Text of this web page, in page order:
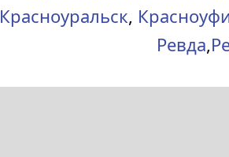
Красноуральск,
Ревда,